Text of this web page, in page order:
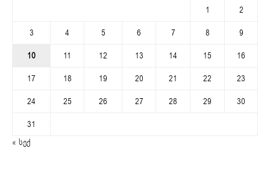
1
2
3
4 5 6 7 8
9
10
11 12 13 14 15
16
17
18 19 20 21 22
23
24
25 26 27 28 29
30
31
« სექ